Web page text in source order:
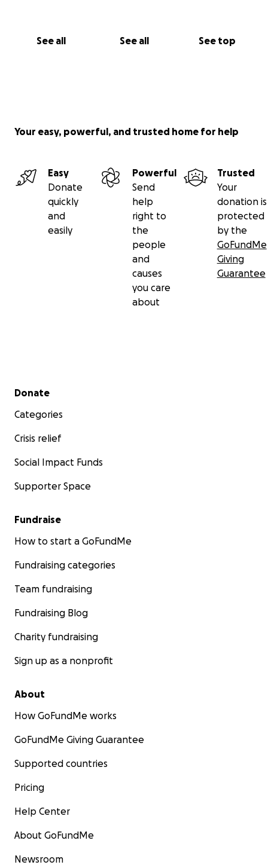
See all See all See top
education through a scholarship.
Your easy, powerful, and trusted home for help
Easy
Donate
quickly
and
easily
Powerful
Send
help
right to
the
people
and
causes
you care
about
Trusted
Your
donation is
protected
by the
GoFundMe
Giving
Guarantee
Secondary menu
Donate
Categories
Crisis relief
Social Impact Funds
Supporter Space
Fundraise
How to start a GoFundMe
Fundraising categories
Team fundraising
Fundraising Blog
Charity fundraising
Sign up as a nonprofit
About
How GoFundMe works
GoFundMe Giving Guarantee
Supported countries
Pricing
Help Center
About GoFundMe
Newsroom